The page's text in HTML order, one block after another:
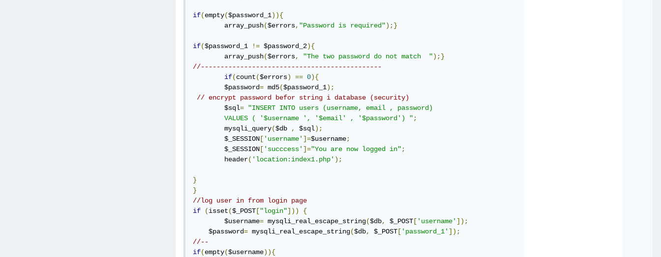
if(empty($password_1)){
	array_push
($errors, "Password is required");}
if($password_1 != $password_2){
	array_push
($errors, "The two password do not match  ");}
//----------------------------------------------
if(count($errors) == 0){
	$password
= md5($password_1);
// encrypt password befor string i database (security)
	$sql
=
"INSERT INTO users (username, email , password)
	VALUES ( '$username ', '$email' , '$password') "
;
	mysqli_query
($db , $sql);
	$_SESSION
[ 'username' ]=$username;
	$_SESSION
[ 'succcess' ]="You are now logged in" ;
	header
( 'location:index1.php' );
}
}
//log user in from login page
if
(isset($_POST ["login"]))
{
	$username
= mysqli_real_escape_string($db, $_POST [ 'username' ]);
    $password
= mysqli_real_escape_string($db, $_POST [ 'password_1' ]);
//--
if(empty($username)){